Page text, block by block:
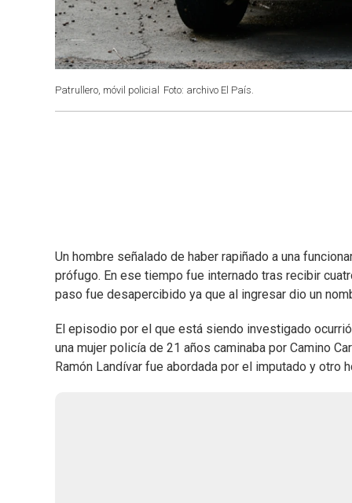
Patrullero, móvil policial Foto: archivo El País.
Un hombre señalado de haber rapiñado a una
prófugo. En ese tiempo fue internado tras recibir
paso fue desapercibido ya que al ingresar dio un
El episodio por el que está siendo investigado
una mujer policía de 21 años caminaba por Camino
Ramón Landívar fue abordada por el imputado y